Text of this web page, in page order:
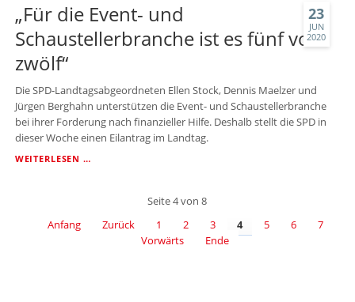
„DIE
FAMILIEN
WAREN
23
JUN
2020
„Für die Event- und
Schaustellerbranche ist es fünf vor
zwölf“
Die SPD-Landtagsabgeordneten Ellen Stock, Dennis Maelzer und
Jürgen Berghahn unterstützen die Event- und Schaustellerbranche
bei ihrer Forderung nach finanzieller Hilfe. Deshalb stellt die SPD in
dieser Woche einen Eilantrag im Landtag.
WEITERLESEN …„FÜR
IST
Seite 4 von 8
Anfang
Zurück 1 2 3 4 5 6
7
Vorwärts
Ende